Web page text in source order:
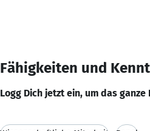
Fähigkeiten und
Logg Dich jetzt ein, um das